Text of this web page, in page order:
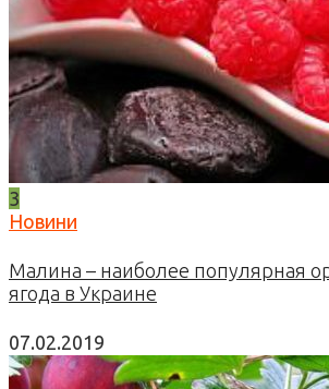
3
Новини
Малина – наиболее популярная
ягода в Украине
07.02.2019